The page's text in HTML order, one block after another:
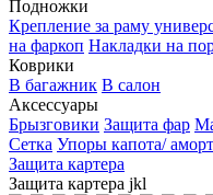
Подножки
Крепление за раму
на фаркоп Накладки на
Коврики
В багажник В салон
Аксессуары
Брызговики Защита фар
Сетка Упоры капота/
Защита картера
Защита картера jkl